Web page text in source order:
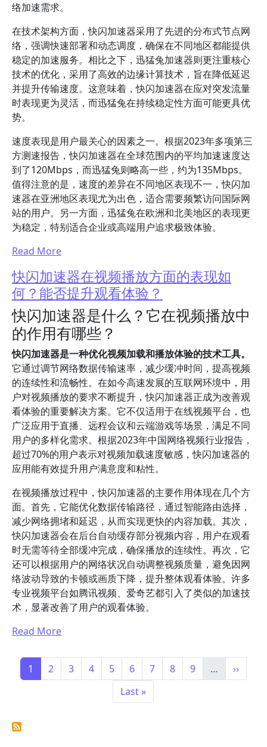
络加速需求。
在技术架构方面，快闪加速器采用了先进的分布式节点网
络，强调快速部署和动态调度，确保在不同地区都能提供
稳定的加速服务。相比之下，迅猛兔加速器则更注重核心
技术的优化，采用了高效的边缘计算技术，旨在降低延迟
并提升传输速度。这意味着，快闪加速器在应对突发流量
时表现更为灵活，而迅猛兔在持续稳定性方面可能更具优
势。
速度表现是用户最关心的因素之一。根据2023年多项第三
方测速报告，快闪加速器在全球范围内的平均加速速度达
到了120Mbps，而迅猛兔则略高一些，约为135Mbps。
值得注意的是，速度的差异在不同地区表现不一，快闪加
速器在亚洲地区表现尤为出色，适合需要频繁访问国际网
站的用户。另一方面，迅猛兔在欧洲和北美地区的表现更
为稳定，特别适合企业或高端用户追求极致体验。
Read More
快闪加速器在视频播放方面的表现如
何？能否提升观看体验？
快闪加速器是什么？它在视频播放中
的作用有哪些？
快闪加速器是一种优化视频加载和播放体验的技术工具。
它通过调节网络数据传输速率，减少缓冲时间，提高视频
的连续性和流畅性。在如今高速发展的互联网环境中，用
户对视频播放的要求不断提升，快闪加速器正成为改善观
看体验的重要解决方案。它不仅适用于在线视频平台，也
广泛应用于直播、远程会议和云端游戏等场景，满足不同
用户的多样化需求。根据2023年中国网络视频行业报告，
超过70%的用户表示对视频加载速度敏感，快闪加速器的
应用能有效提升用户满意度和粘性。
在视频播放过程中，快闪加速器的主要作用体现在几个方
面。首先，它能优化数据传输路径，通过智能路由选择，
减少网络拥堵和延迟，从而实现更快的内容加载。其次，
快闪加速器会在后台自动缓存部分视频内容，用户在观看
时无需等待全部缓冲完成，确保播放的连续性。再次，它
还可以根据用户的网络状况自动调整视频质量，避免因网
络波动导致的卡顿或画质下降，提升整体观看体验。许多
专业视频平台如腾讯视频、爱奇艺都引入了类似的加速技
术，显著改善了用户的观看体验。
Read More
分页
Page
1 Page
2 Page
3 Page
4 Page
5 Page
6 Page
7 Page
8 Page
9 … 下一页
››
末页
Last »